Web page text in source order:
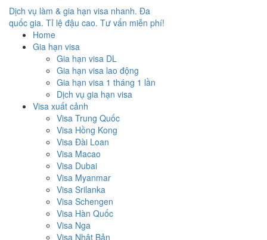
Dịch vụ làm & gia hạn visa nhanh. Đa
quốc gia. Tỉ lệ đậu cao. Tư vấn miễn phí!
Home
Gia hạn visa
Gia hạn visa DL
Gia hạn visa lao động
Gia hạn visa 1 tháng 1 lần
Dịch vụ gia hạn visa
Visa xuất cảnh
Visa Trung Quốc
Visa Hồng Kong
Visa Đài Loan
Visa Macao
Visa Dubai
Visa Myanmar
Visa Srilanka
Visa Schengen
Visa Hàn Quốc
Visa Nga
Visa Nhật Bản